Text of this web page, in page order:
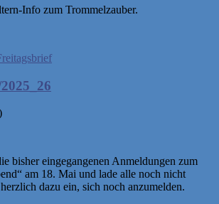
Info zum Trommelzauber.
bisher eingegangenen Anmeldungen zum
am 18. Mai und lade alle noch nicht
dazu ein, sich noch anzumelden.